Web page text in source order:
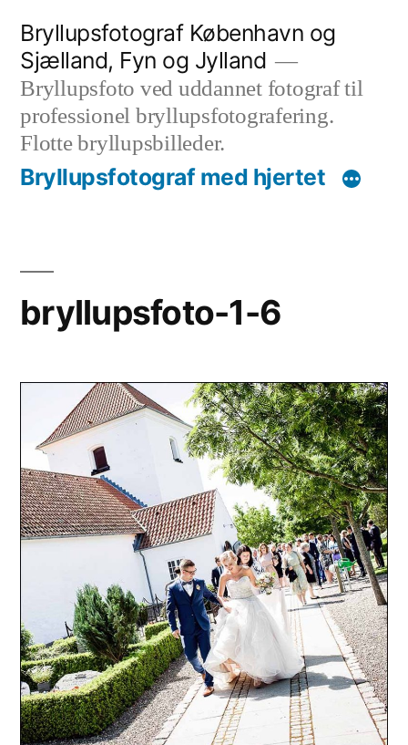
indhold
Bryllupsfotograf København og
Sjælland, Fyn og Jylland
Bryllupsfoto ved uddannet fotograf til
professionel bryllupsfotografering.
Flotte bryllupsbilleder.
Bryllupsfotograf med hjertet
bryllupsfoto-1-6